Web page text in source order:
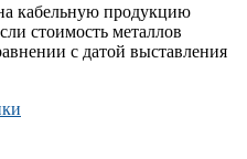
кабельную продукцию
стоимость металлов
с датой выставления